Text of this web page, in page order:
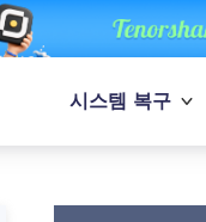
시스템 복구